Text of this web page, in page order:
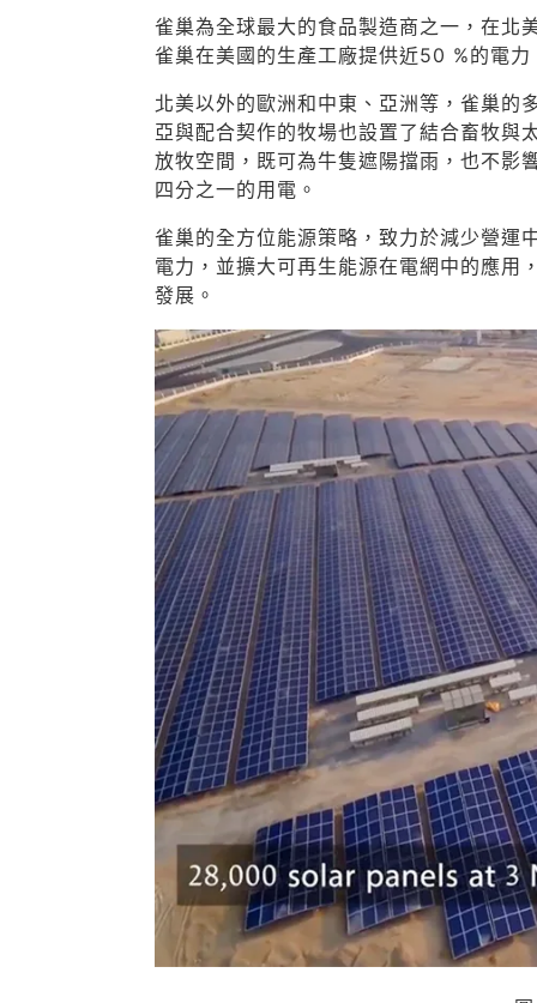
雀巢為全球最大的食品製造商之一，在北
雀巢在美國的生產工廠提供近50 %的電力
北美以外的歐洲和中東、亞洲等，雀巢的
亞與配合契作的牧場也設置了結合畜牧與
放牧空間，既可為牛隻遮陽擋雨，也不影
四分之一的用電。
雀巢的全方位能源策略，致力於減少營
電力，並擴大可再生能源在電網中的應用
發展。